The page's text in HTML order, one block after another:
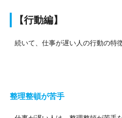
【行動編】
続いて、仕事が遅い人の行動の特
整理整頓が苦手